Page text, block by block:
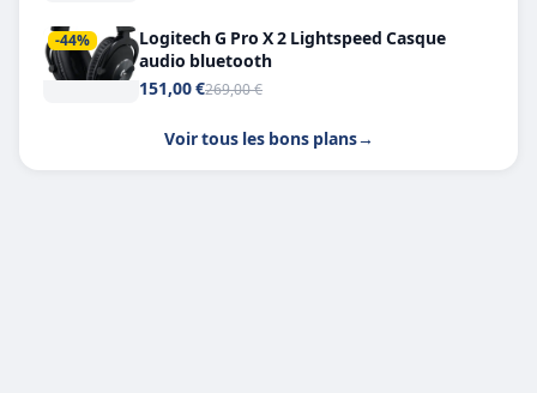
-44%
Logitech G Pro X 2 Lightspeed Casque
audio bluetooth
151,00 €269,00 €
Voir tous les bons plans→